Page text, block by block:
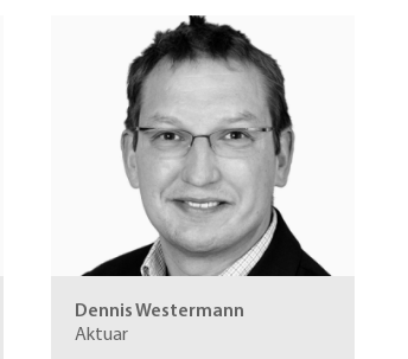
Dennis Westermann
Aktuar